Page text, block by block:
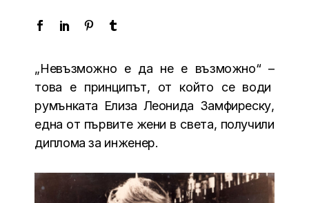
„Невъзможно е да не е възможно“ –
това е принципът, от който се води
румънката Елиза Леонида Замфиреску,
една от първите жени в света, получили
диплома за инженер.